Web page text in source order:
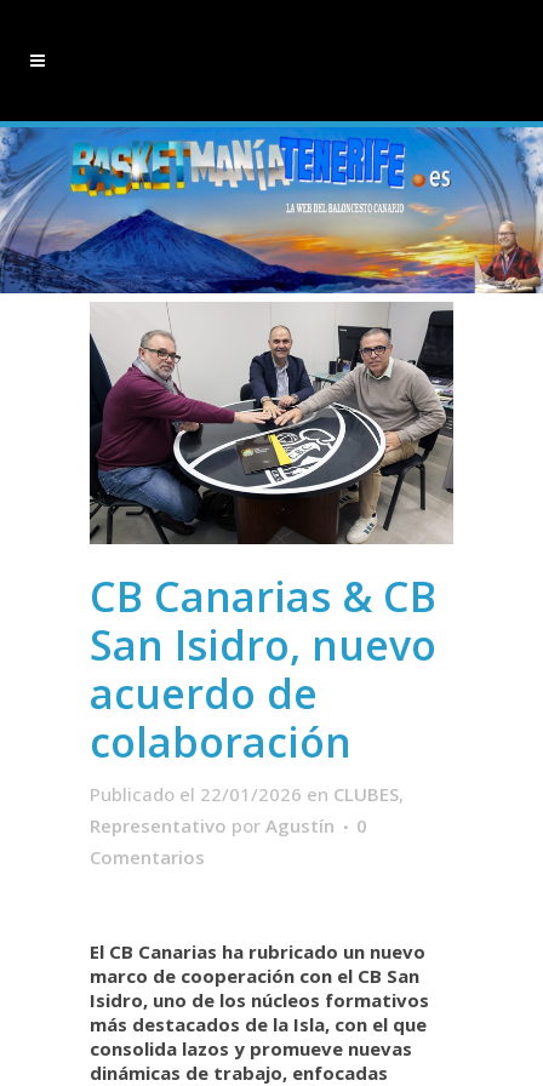
CB Canarias & CB
San Isidro, nuevo
acuerdo de
colaboración
Publicado el 22/01/2026 en CLUBES,
Representativo por Agustín
0
Comentarios
El CB Canarias ha rubricado un nuevo
marco de cooperación con el CB San
Isidro, uno de los núcleos formativos
más destacados de la Isla, con el que
consolida lazos y promueve nuevas
dinámicas de trabajo, enfocadas